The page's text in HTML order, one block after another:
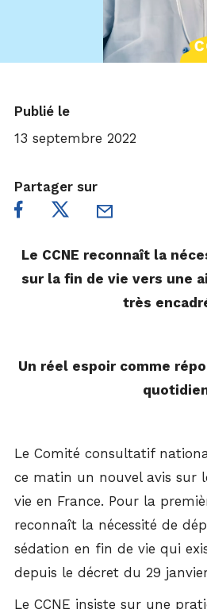
Publié le
13 septembre 2022
Partager sur
Le CCNE reconnaît la
sur la fin de vie vers une
très
Un réel espoir comme
Le Comité consultatif
ce matin un nouvel avis sur
vie en France. Pour la
reconnaît la nécessité de
sédation en fin de vie qui
depuis le décret du 29
Le CCNE insiste sur une